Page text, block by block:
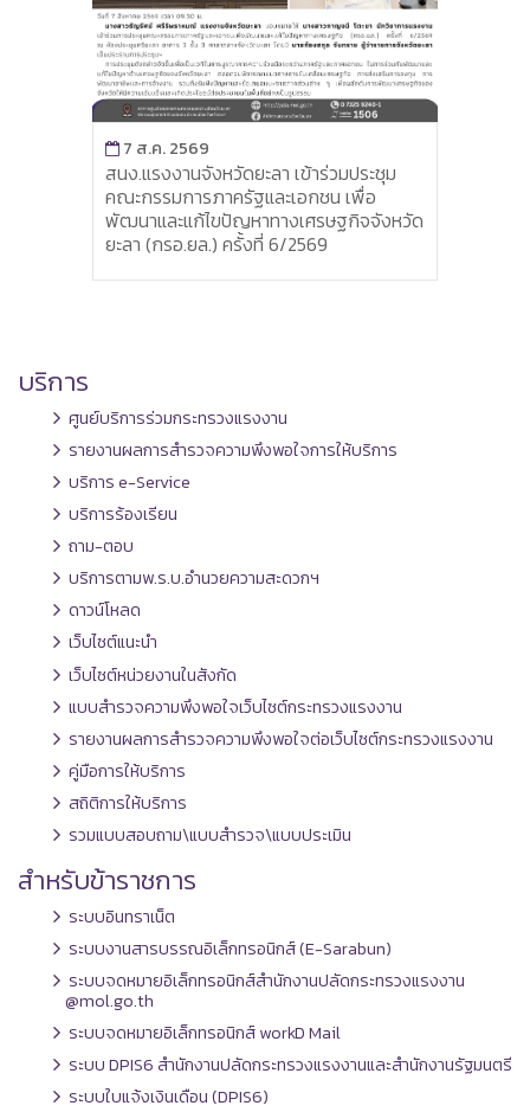
งหวัดยะลา เข้าร่วมประชุม
ภาครัฐและเอกชน เพื่อ
ขปัญหาทางเศรษฐกิจจังหวัด
.) ครั้งที่ 6/2569
แรงงานจังหวัดยะลา ประชุมติดต
ประเมินผลการดำเนินงานตามแ
ราชการของผู้ตรวจราชการกระ
แรงงาน รอบที่ 3ประจำปีงบประ
บริการ
ศูนย์บริการร่วมกระทรวงแรงงาน
รายงานผลการสำรวจความพึงพอใจการให้บริการ
บริการ e-Service
บริการร้องเรียน
ถาม-ตอบ
บริการตามพ.ร.บ.อำนวยความสะดวกฯ
ดาวน์โหลด
เว็บไซต์แนะนำ
เว็บไซต์หน่วยงานในสังกัด
แบบสำรวจความพึงพอใจเว็บไซต์กระทรวงแรงงาน
รายงานผลการสำรวจความพึงพอใจต่อเว็บไซต์กระทรวงแรงงาน
คู่มือการให้บริการ
สถิติการให้บริการ
รวมแบบสอบถาม\แบบสำรวจ\แบบประเมิน
สำหรับข้าราชการ
ระบบอินทราเน็ต
ระบบงานสารบรรณอิเล็กทรอนิกส์ (E-Sarabun)
ระบบจดหมายอิเล็กทรอนิกส์สำนักงานปลัดกระทรวงแรงงาน
@mol.go.th
ระบบจดหมายอิเล็กทรอนิกส์ workD Mail
ระบบ DPIS6 สำนักงานปลัดกระทรวงแรงงานและสำนักงานรัฐมนตรี
ระบบใบแจ้งเงินเดือน (DPIS6)